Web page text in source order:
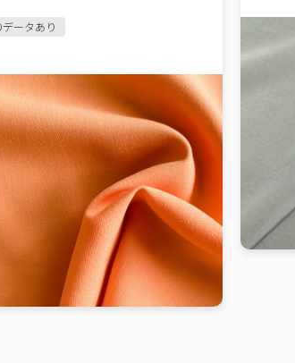
データあり